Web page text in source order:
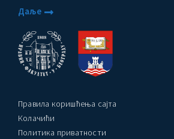
Даље
Правила коришћења сајта
Колачићи
Политика приватности